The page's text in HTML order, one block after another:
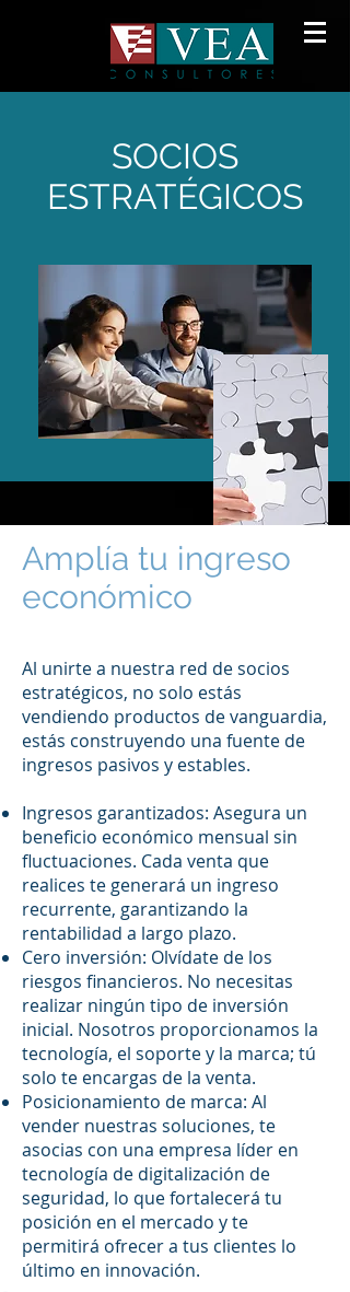
SOCIOS
ESTRATÉGICOS
Amplía tu ingreso
económico
Al unirte a nuestra red de socios
estratégicos, no solo estás
vendiendo productos de vanguardia,
estás construyendo una fuente de
ingresos pasivos y estables.
Ingresos garantizados: Asegura un
beneficio económico mensual sin
fluctuaciones. Cada venta que
realices te generará un ingreso
recurrente, garantizando la
rentabilidad a largo plazo.
Cero inversión: Olvídate de los
riesgos financieros. No necesitas
realizar ningún tipo de inversión
inicial. Nosotros proporcionamos la
tecnología, el soporte y la marca; tú
solo te encargas de la venta.
Posicionamiento de marca: Al
vender nuestras soluciones, te
asocias con una empresa líder en
tecnología de digitalización de
seguridad, lo que fortalecerá tu
posición en el mercado y te
permitirá ofrecer a tus clientes lo
último en innovación.